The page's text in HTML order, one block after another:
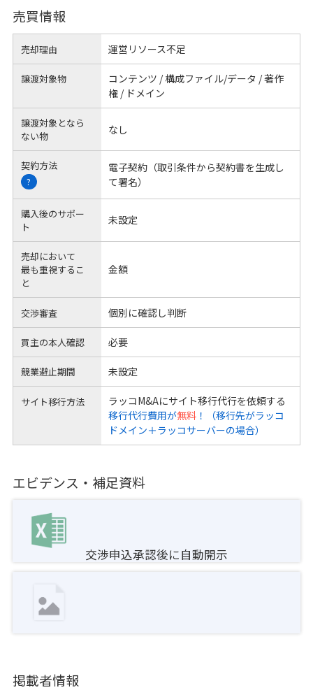
売買情報
売却理由 運営リソース不足
譲渡対象物
コンテンツ / 構成ファイル/データ / 著作
権 / ドメイン
譲渡対象となら
ない物
なし
契約方法
?
電子契約（取引条件から契約書を生成し
て署名）
購入後のサポー
ト
未設定
売却において
最も重視するこ
と
金額
交渉審査 個別に確認し判断
買主の本人確認 必要
競業避止期間 未設定
サイト移行方法
ラッコM&Aにサイト移行代行を依頼する
移行代行費用が無料！（移行先がラッコ
ドメイン＋ラッコサーバーの場合）
エビデンス・補足資料
交渉申込承認後に自動開示
掲載者情報